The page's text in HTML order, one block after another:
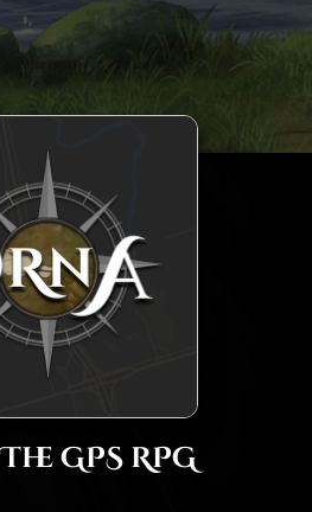
GPS RPG